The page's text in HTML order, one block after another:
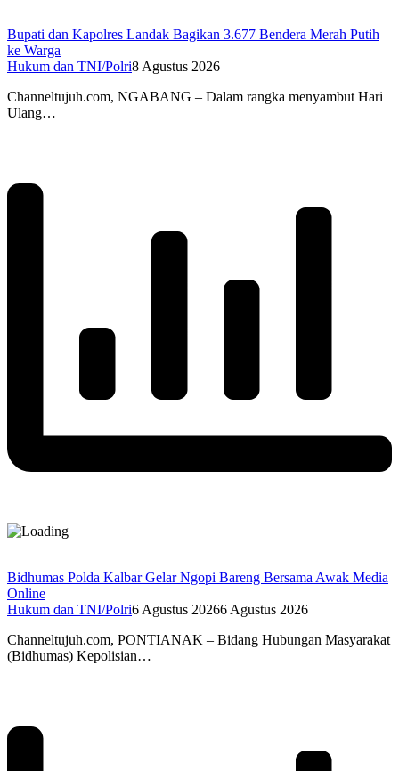
Bupati dan Kapolres Landak Bagikan 3.677 Bendera Merah Putih
ke Warga
Hukum dan TNI/Polri8 Agustus 2026
Channeltujuh.com, NGABANG – Dalam rangka menyambut Hari
Ulang…
Bidhumas Polda Kalbar Gelar Ngopi Bareng Bersama Awak Media
Online
Hukum dan TNI/Polri6 Agustus 20266 Agustus 2026
Channeltujuh.com, PONTIANAK – Bidang Hubungan Masyarakat
(Bidhumas) Kepolisian…